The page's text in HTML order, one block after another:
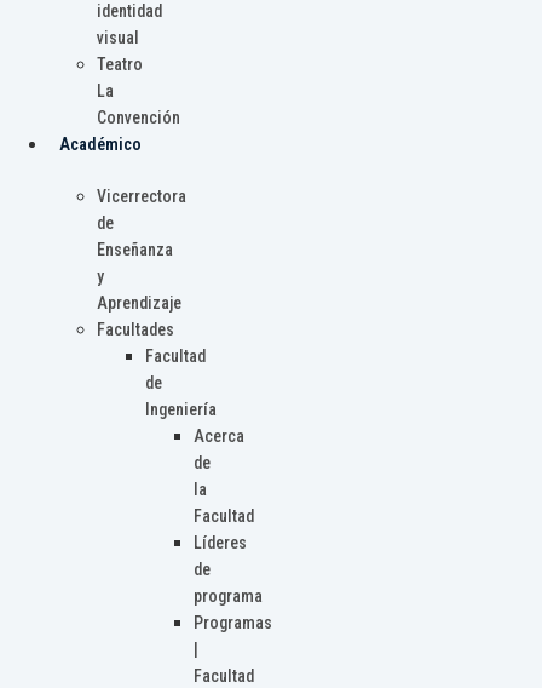
identidad
visual
Teatro
La
Convención
Académico
Vicerrectora
de
Enseñanza
y
Aprendizaje
Facultades
Facultad
de
Ingeniería
Acerca
de
la
Facultad
Líderes
de
programa
Programas
Facultad